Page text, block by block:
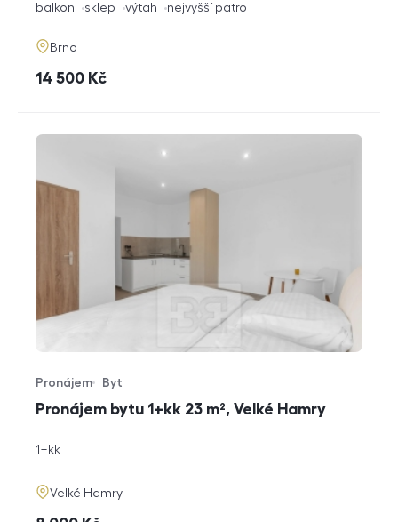
funkce
balkon sklep výtah nejvyšší patro
adresa
Brno
cena
14 500 Kč
Pronájem bytu 1+kk 23 m², Velké Hamry
Typ nabídky
Pronájem
Typ nemovitosti
Byt
rozměry
1+kk
adresa
Velké Hamry